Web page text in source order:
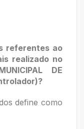
referentes ao
realizado no
DE
define como